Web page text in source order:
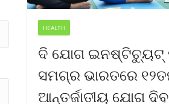
HEALTH
ଦି ଯୋଗ ଇନଷ୍ଟିଚ୍ୟୁଟ୍
ସମଗ୍ର ଭାରତରେ
ଆନ୍ତର୍ଜାତୀୟ ଯୋଗ